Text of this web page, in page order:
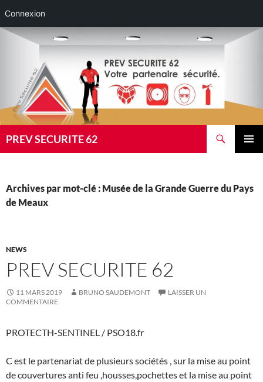
Connexion
Aller
PREV SECURITE 62
Archives par mot-clé : Musée de la Grande Guerre du Pays
de Meaux
NEWS
PREV SECURITE 62
11 MARS 2019 BRUNO SAUDEMONT
LAISSER UN
COMMENTAIRE
PROTECTH-SENTINEL / PSO18.fr
C est le partenariat de plusieurs sociétés , sur la mise au point
de couvertures anti feu ,housses,pochettes et la mise au point